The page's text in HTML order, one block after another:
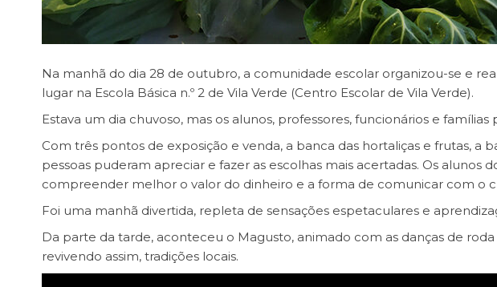
Na manhã do dia 28 de outubro, a comunidade escolar organizou-se e
lugar na Escola Básica n.º 2 de Vila Verde (Centro Escolar de Vila Verde).
Estava um dia chuvoso, mas os alunos, professores, funcionários e
Com três pontos de exposição e venda, a banca das hortaliças e frutas, a
pessoas puderam apreciar e fazer as escolhas mais acertadas. Os alunos
compreender melhor o valor do dinheiro e a forma de comunicar com o
Foi uma manhã divertida, repleta de sensações espetaculares e
Da parte da tarde, aconteceu o Magusto, animado com as danças de roda
revivendo assim, tradições locais.